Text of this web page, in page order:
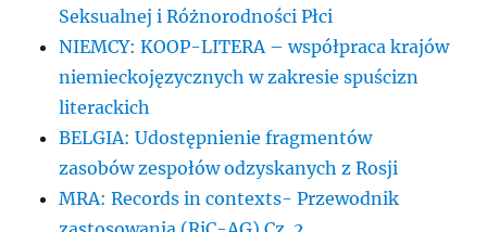
Seksualnej i Różnorodności Płci
NIEMCY: KOOP-LITERA – współpraca krajów
niemieckojęzycznych w zakresie spuścizn
literackich
BELGIA: Udostępnienie fragmentów
zasobów zespołów odzyskanych z Rosji
MRA: Records in contexts- Przewodnik